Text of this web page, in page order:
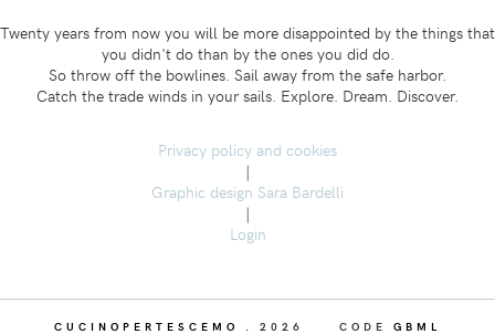
Twenty years from now you will be more disappointed by the things that
you didn't do than by the ones you did do.
So throw off the bowlines. Sail away from the safe harbor.
Catch the trade winds in your sails. Explore. Dream. Discover.
Privacy policy and cookies
|
Graphic design Sara Bardelli
|
Login
CUCINOPERTESCEMO . 2026 CODE GBML